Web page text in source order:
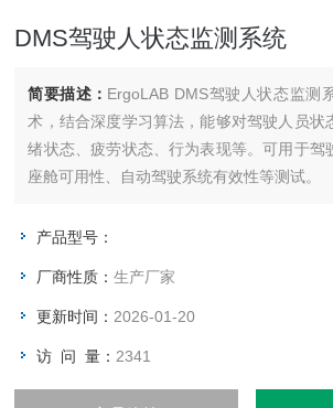
DMS驾驶人状态监测系统
简要描述： ErgoLAB DMS驾驶人状态监测
术，结合深度学习算法，能够对驾驶人员状
绪状态、疲劳状态、行为表现等。可用于驾
座舱可用性、自动驾驶系统有效性等测试。
产品型号：
厂商性质：生产厂家
更新时间： 2026-01-20
访 问 量： 2341